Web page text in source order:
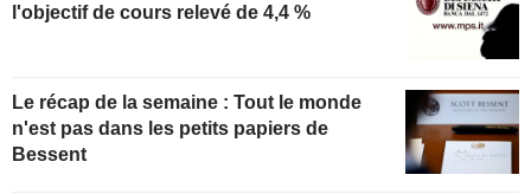
l'objectif de cours relevé de 4,4 %
Le récap de la semaine : Tout le monde
n'est pas dans les petits papiers de
Bessent